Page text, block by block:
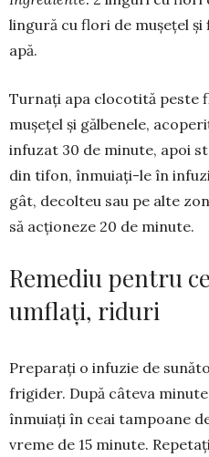
lingură cu flori de mușețel și
apă.
Turnați apa clocotită peste
mușețel și gălbenele,
infu­zat 30 de mi­nute, apoi
din tifon, înmu­iați-le în
gât, decolteu sau pe alte
să acționeze 20 de mi­nute.
Remediu pentru
umflaţi, riduri
Preparați o infuzie de
frigider. După câteva
înmuiați în ceai tampoane
vreme de 15 minute.